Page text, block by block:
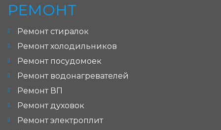
РЕМОНТ
Ремонт стиралок
Ремонт холодильников
Ремонт посудомоек
Ремонт водонагревателей
Ремонт ВП
Ремонт духовок
Ремонт электроплит